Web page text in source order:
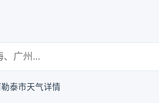
勒泰市天气详情